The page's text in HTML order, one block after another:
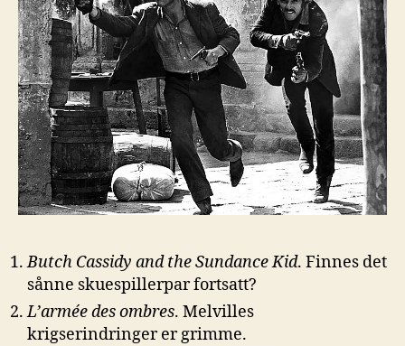
Butch Cassidy and the Sundance Kid. Finnes det
sånne skuespillerpar fortsatt?
L’armée des ombres. Melvilles
krigserindringer er grimme.